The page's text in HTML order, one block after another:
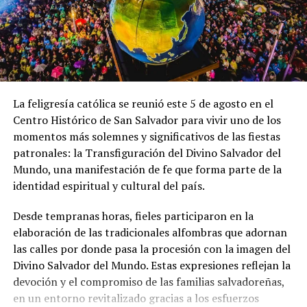
ciudadanos consulten de forma centralizada los
requisitos, modalidades y tiempos de respuesta a través
de la plataforma tecnológica SIMEJORA, lo que
contribuye a fortalecer la seguridad jurídica y la
eficiencia en la gestión de servicios públicos.
Comparte esto:
Facebook X
Me gusta esto:
La feligresía católica se reunió este 5 de agosto en el
Centro Histórico de San Salvador para vivir uno de los
momentos más solemnes y significativos de las fiestas
patronales: la Transfiguración del Divino Salvador del
Mundo, una manifestación de fe que forma parte de la
identidad espiritual y cultural del país.
Desde tempranas horas, fieles participaron en la
elaboración de las tradicionales alfombras que adornan
las calles por donde pasa la procesión con la imagen del
Divino Salvador del Mundo. Estas expresiones reflejan la
devoción y el compromiso de las familias salvadoreñas,
en un entorno revitalizado gracias a los esfuerzos